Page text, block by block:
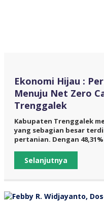
Ekonomi Hijau :
Menuju Net Zero
Trenggalek
Kabupaten Trenggalek
yang sebagian besar
pertanian. Dengan
Selanjutnya